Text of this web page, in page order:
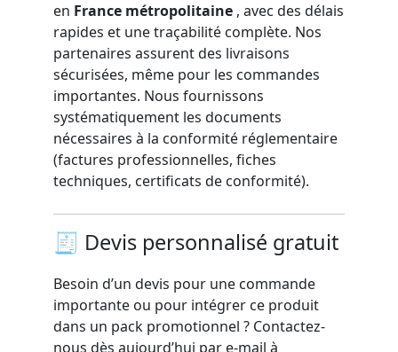
en France métropolitaine , avec des délais
rapides et une traçabilité complète. Nos
partenaires assurent des livraisons
sécurisées, même pour les commandes
importantes. Nous fournissons
systématiquement les documents
nécessaires à la conformité réglementaire
(factures professionnelles, fiches
techniques, certificats de conformité).
🧾 Devis personnalisé gratuit
Besoin d’un devis pour une commande
importante ou pour intégrer ce produit
dans un pack promotionnel ? Contactez-
nous dès aujourd’hui par e-mail à